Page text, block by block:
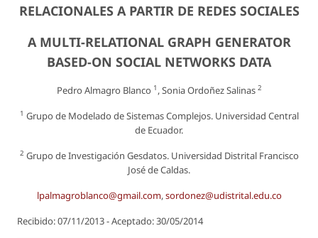
RELACIONALES A PARTIR DE REDES SOCIALES
A MULTI-RELATIONAL GRAPH GENERATOR
BASED-ON SOCIAL NETWORKS DATA
Pedro Almagro Blanco 1 , Sonia Ordoñez Salinas 2
1 Grupo de Modelado de Sistemas Complejos. Universidad Central
de Ecuador.
2 Grupo de Investigación Gesdatos. Universidad Distrital Francisco
José de Caldas.
lpalmagroblanco@gmail.com,sordonez@udistrital.edu.co
Recibido: 07/11/2013 - Aceptado: 30/05/2014